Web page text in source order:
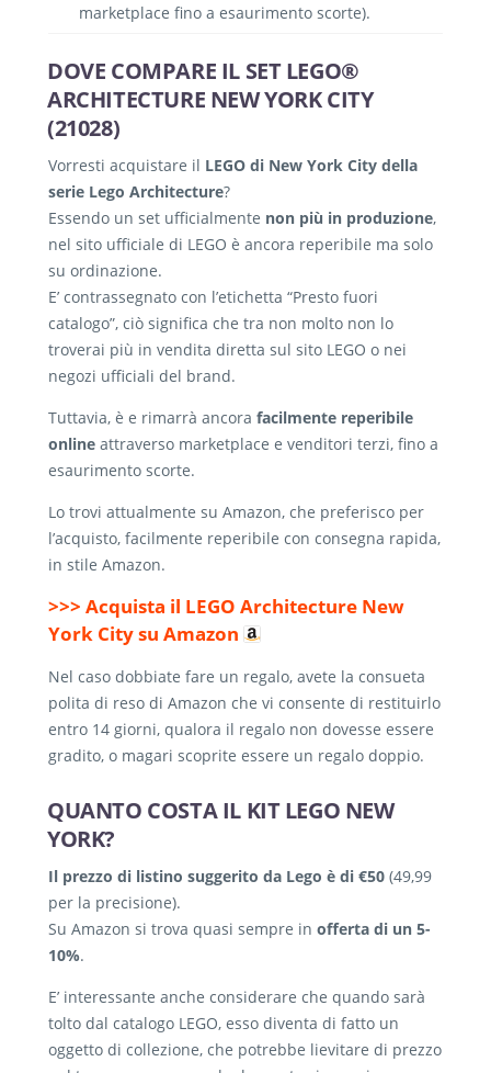
marketplace fino a esaurimento scorte).
DOVE COMPARE IL SET LEGO®
ARCHITECTURE NEW YORK CITY
(21028)
Vorresti acquistare il LEGO di New York City della
serie Lego Architecture?
Essendo un set ufficialmente non più in produzione,
nel sito ufficiale di LEGO è ancora reperibile ma solo
su ordinazione.
E’ contrassegnato con l’etichetta “Presto fuori
catalogo”, ciò significa che tra non molto non lo
troverai più in vendita diretta sul sito LEGO o nei
negozi ufficiali del brand.
Tuttavia, è e rimarrà ancora facilmente reperibile
online attraverso marketplace e venditori terzi, fino a
esaurimento scorte.
Lo trovi attualmente su Amazon, che preferisco per
l’acquisto, facilmente reperibile con consegna rapida,
in stile Amazon.
>>> Acquista il LEGO Architecture New
York City su Amazon
Nel caso dobbiate fare un regalo, avete la consueta
polita di reso di Amazon che vi consente di restituirlo
entro 14 giorni, qualora il regalo non dovesse essere
gradito, o magari scoprite essere un regalo doppio.
QUANTO COSTA IL KIT LEGO NEW
YORK?
Il prezzo di listino suggerito da Lego è di €50 (49,99
per la precisione).
Su Amazon si trova quasi sempre in offerta di un 5-
10%.
E’ interessante anche considerare che quando sarà
tolto dal catalogo LEGO, esso diventa di fatto un
oggetto di collezione, che potrebbe lievitare di prezzo